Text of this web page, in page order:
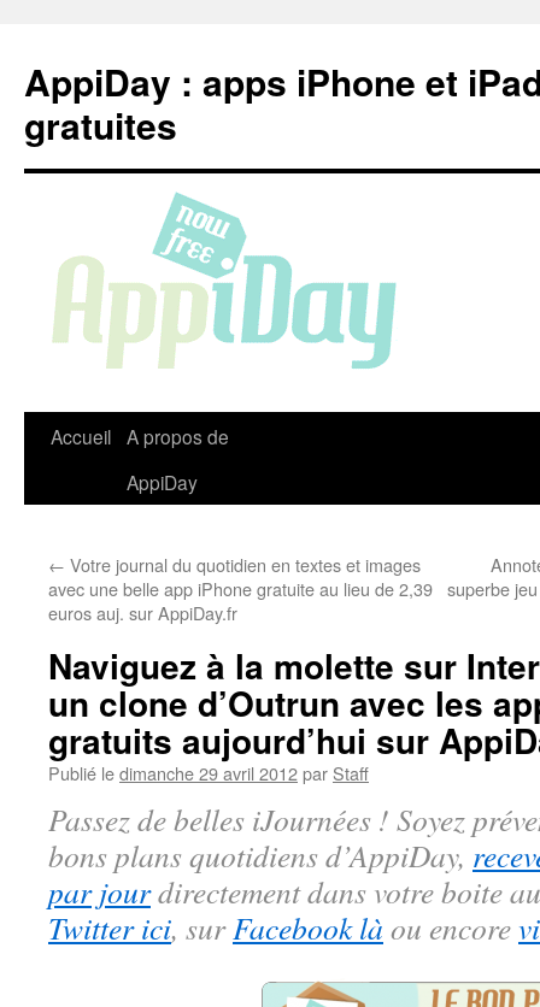
contenu
AppiDay : apps iPhone et
gratuites
Accueil A propos de
AppiDay
← Votre journal du quotidien en textes et images
avec une belle app iPhone gratuite au lieu de 2,39
euros auj. sur AppiDay.fr
superbe
Naviguez à la molette sur
un clone d’Outrun avec les
gratuits aujourd’hui sur
Publié ledimanche 29 avril 2012par Staff
Passez de belles iJournées ! Soyez
bons plans quotidiens d’AppiDay,
par jourdirectement dans votre boite
Twitter ici, surFacebook là ou encore